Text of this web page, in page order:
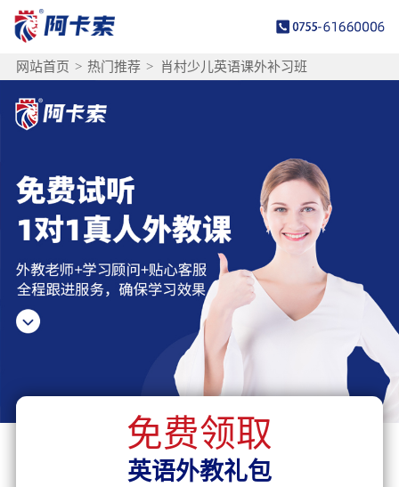
网站首页 > 热门推荐 > 肖村少儿英语课外补习班
免费领取
英语外教礼包